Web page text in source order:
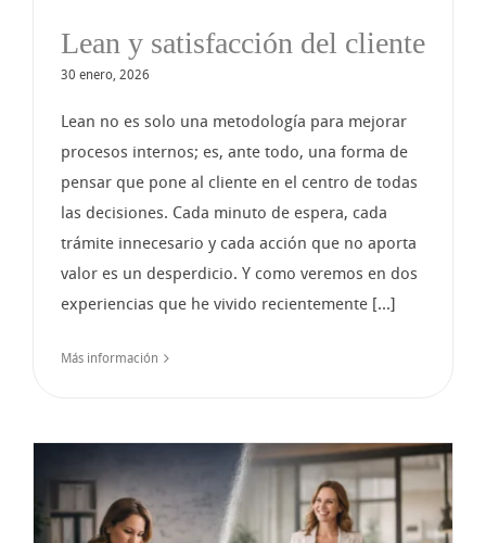
Lean y satisfacción del cliente
30 enero, 2026
Lean no es solo una metodología para mejorar
procesos internos; es, ante todo, una forma de
pensar que pone al cliente en el centro de todas
las decisiones. Cada minuto de espera, cada
trámite innecesario y cada acción que no aporta
valor es un desperdicio. Y como veremos en dos
experiencias que he vivido recientemente [...]
Más información